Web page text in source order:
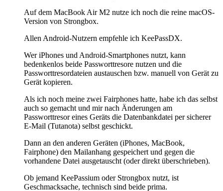
Auf dem MacBook Air M2 nutze ich noch die reine macOS-
Version von Strongbox.
Allen Android-Nutzern empfehle ich KeePassDX.
Wer iPhones und Android-Smartphones nutzt, kann
bedenkenlos beide Passworttresore nutzen und die
Passworttresordateien austauschen bzw. manuell von Gerät zu
Gerät kopieren.
Als ich noch meine zwei Fairphones hatte, habe ich das selbst
auch so gemacht und mir nach Änderungen am
Passworttresor eines Geräts die Datenbankdatei per sicherer
E-Mail (Tutanota) selbst geschickt.
Dann an den anderen Geräten (iPhones, MacBook,
Fairphone) den Mailanhang gespeichert und gegen die
vorhandene Datei ausgetauscht (oder direkt überschrieben).
Ob jemand KeePassium oder Strongbox nutzt, ist
Geschmacksache, technisch sind beide prima.